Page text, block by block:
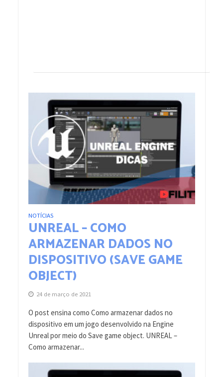
NOTÍCIAS
UNREAL – COMO
ARMAZENAR DADOS NO
DISPOSITIVO (SAVE GAME
OBJECT)
24 de março de 2021
O post ensina como Como armazenar dados no
dispositivo em um jogo desenvolvido na Engine
Unreal por meio do Save game object. UNREAL –
Como armazenar...